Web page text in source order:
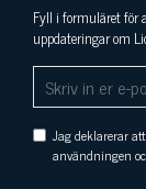
Fyll i formuläret för
uppdateringar om
Jag deklarerar
användningen